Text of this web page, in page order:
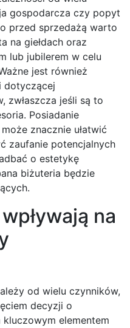
gospodarcza czy popyt
przed sprzedażą warto
na giełdach oraz
lub jubilerem w celu
jest również
dotyczącej
zwłaszcza jeśli są to
Posiadanie
znacznie ułatwić
zaufanie potencjalnych
o estetykę
biżuteria będzie
na
od wielu czynników,
decyzji o
elementem